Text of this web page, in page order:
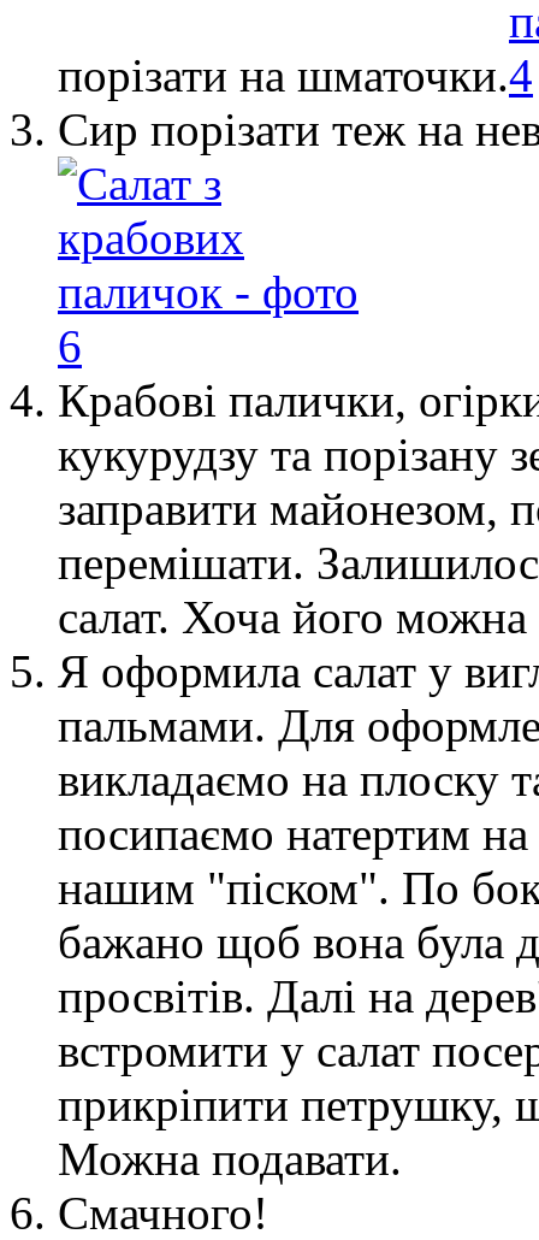
порізати на шматочки.
Сир порізати теж на
Крабові палички,
кукурудзу та порізану
заправити майонезом,
перемішати.
салат. Хоча його
Я оформила салат у
пальмами. Для
викладаємо на плоску
посипаємо натертим
нашим "піском". По
бажано щоб вона була
просвітів. Далі на
встромити у салат
прикріпити петрушку,
Можна подавати.
Смачного!